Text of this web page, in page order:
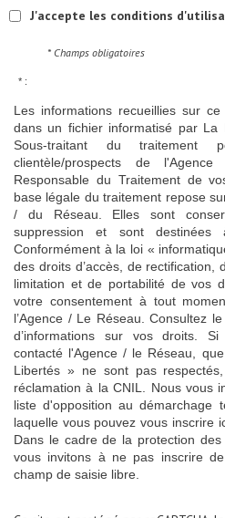
J'accepte les conditions
* Champs obligatoires
* :
Les informations recueillies sur
dans un fichier informatisé par La
Sous-traitant du
clientèle/prospects de
Responsable du Traitement de
base légale du traitement repose
/ du Réseau. Elles sont
suppression et sont
Conformément à la loi «
des droits d’accès, de rectification,
limitation et de portabilité de vos
votre consentement à tout
l’Agence / Le Réseau. Consultez
d’informations sur vos droits.
contacté l'Agence / le Réseau,
Libertés » ne sont pas
réclamation à la CNIL. Nous vous
liste d'opposition au démarchage
laquelle vous pouvez vous inscrire
Dans le cadre de la protection
vous invitons à ne pas inscrire
champ de saisie libre.